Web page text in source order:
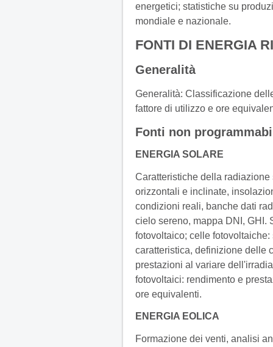
energetici; statistiche su
mondiale e nazionale.
FONTI DI ENERGIA
Generalità
Generalità: Classificazione
fattore di utilizzo e ore
Fonti non
ENERGIA SOLARE
Caratteristiche della
orizzontali e inclinate,
condizioni reali, banche dati
cielo sereno, mappa DNI, GHI.
fotovoltaico; celle
caratteristica, definizione delle
prestazioni al variare
fotovoltaici: rendimento e
ore equivalenti.
ENERGIA EOLICA
Formazione dei venti, analisi